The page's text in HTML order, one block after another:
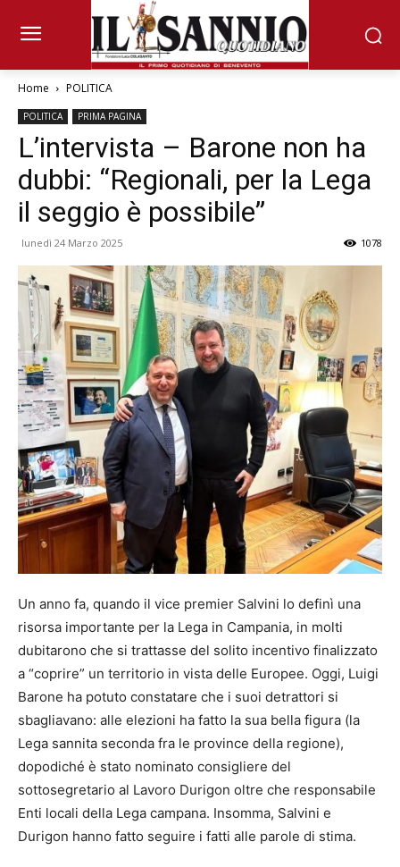
Home POLITICA
POLITICA PRIMA PAGINA
L’intervista – Barone non ha
dubbi: “Regionali, per la Lega
il seggio è possibile”
lunedì 24 Marzo 2025 1078
Un anno fa, quando il vice premier Salvini lo definì una
risorsa importante per la Lega in Campania, in molti
dubitarono che si trattasse del solito incentivo finalizzato
a “coprire” un territorio in vista delle Europee. Oggi, Luigi
Barone ha potuto constatare che i suoi detrattori si
sbagliavano: alle elezioni ha fatto la sua bella figura (la
Lega sannita seconda fra le province della regione),
dopodiché è stato nominato consigliere del
sottosegretario al Lavoro Durigon oltre che responsabile
Enti locali della Lega campana. Insomma, Salvini e
Durigon hanno fatto seguire i fatti alle parole di stima.